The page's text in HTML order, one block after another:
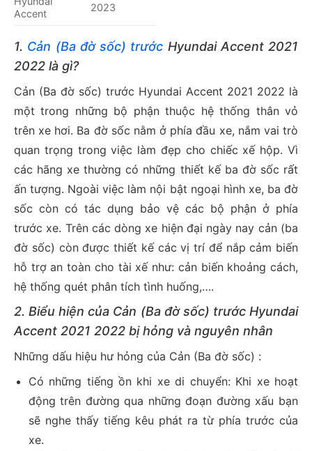
Accent
2023
1. Cản (Ba đờ sốc) trước Hyundai Accent 2021
2022 là gì?
Cản (Ba đờ sốc) trước Hyundai Accent 2021 2022 là
một trong những bộ phận thuộc hệ thống thân vỏ
trên xe hơi. Ba đờ sốc nằm ở phía đầu xe, nắm vai trò
quan trọng trong việc làm đẹp cho chiếc xế hộp. Vì
các hãng xe thường có những thiết kế ba đờ sốc rất
ấn tượng. Ngoài việc làm nội bật ngoại hình xe, ba đờ
sốc còn có tác dụng bảo vệ các bộ phận ở phía
trước xe. Trên các dòng xe hiện đại ngày nay cản (ba
đờ sốc) còn được thiết kế các vị trí để nắp cảm biến
hỗ trợ an toàn cho tài xế như: cản biến khoảng cách,
hệ thống quét phân tích tình huống,….
2. Biểu hiện của Cản (Ba đờ sốc) trước Hyundai
Accent 2021 2022 bị hỏng và nguyên nhân
Những dấu hiệu hư hỏng của Cản (Ba đờ sốc) :
Có những tiếng ồn khi xe di chuyển: Khi xe hoạt
động trên đường qua những đoạn đường xấu bạn
sẽ nghe thấy tiếng kêu phát ra từ phía trước của
xe.